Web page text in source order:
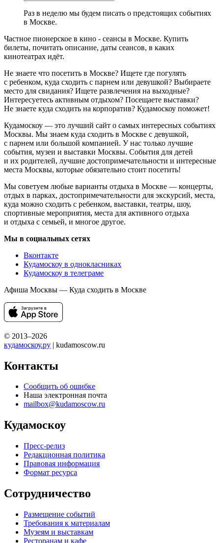
Раз в неделю мы будем писать о предстоящих событиях
в Москве.
Частное пионерское в кино - сеансы в Москве. Купить
билеты, почитать описание, даты сеансов, в каких
кинотеатрах идёт.
Не знаете что посетить в Москве? Ищете где погулять
с ребенком, куда сходить с парнем или девушкой? Выбираете
место для свидания? Ищете развлечения на выходные?
Интересуетесь активным отдыхом? Посещаете выставки?
Не знаете куда сходить на корпоратив? Кудамоскоу поможет!
Кудамоскоу — это лучший сайт о самых интересных событиях
Москвы. Мы знаем куда сходить в Москве с девушкой,
с парнем или большой компанией. У нас только лучшие
события, музеи и выставки Москвы. События для детей
и их родителей, лучшие достопримечательности и интересные
места Москвы, которые обязательно стоит посетить!
Мы советуем любые варианты отдыха в Москве — концерты,
отдых в парках, достопримечательности для экскурсий, места,
куда можно сходить с ребенком, выставки, театры, шоу,
спортивные мероприятия, места для активного отдыха
и отдыха с семьей, и многое другое.
Мы в социальных сетях
Вконтакте
Кудамоскоу в однокласниках
Кудамоскоу в телеграме
Афиша Москвы — Куда сходить в Москве
© 2013–2026
кудамоскоу.ру | kudamoscow.ru
Контакты
Сообщить об ошибке
Наша электронная почта
mailbox@kudamoscow.ru
Кудамоскоу
Пресс-релиз
Редакционная политика
Правовая информация
Формат ресурса
Сотрудничество
Размещение событий
Требования к материалам
Музеям и выставкам
Ресторанам и кафе